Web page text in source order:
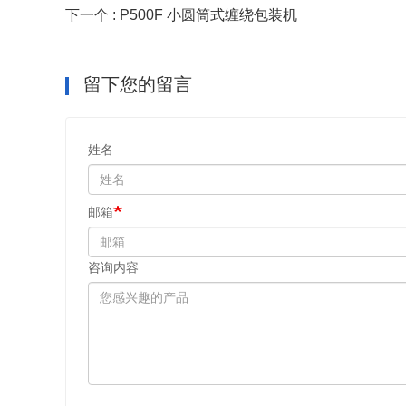
下一个 : P500F 小圆筒式缠绕包装机
留下您的留言
姓名
邮箱
咨询内容